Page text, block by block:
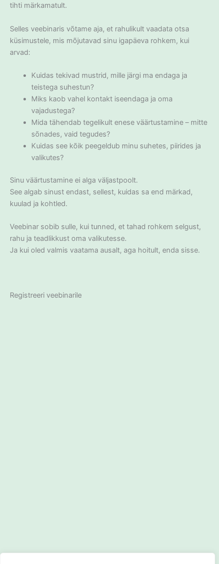
tihti märkamatult.
Selles veebinaris võtame aja, et rahulikult vaadata otsa
küsimustele, mis mõjutavad sinu igapäeva rohkem, kui
arvad:
Kuidas tekivad mustrid, mille järgi ma endaga ja
teistega suhestun?
Miks kaob vahel kontakt iseendaga ja oma
vajadustega?
Mida tähendab tegelikult enese väärtustamine – mitte
sõnades, vaid tegudes?
Kuidas see kõik peegeldub minu suhetes, piirides ja
valikutes?
Sinu väärtustamine ei alga väljastpoolt.
See algab sinust endast, sellest, kuidas sa end märkad,
kuulad ja kohtled.
Veebinar sobib sulle, kui tunned, et tahad rohkem selgust,
rahu ja teadlikkust oma valikutesse.
Ja kui oled valmis vaatama ausalt, aga hoitult, enda sisse.
Registreeri veebinarile